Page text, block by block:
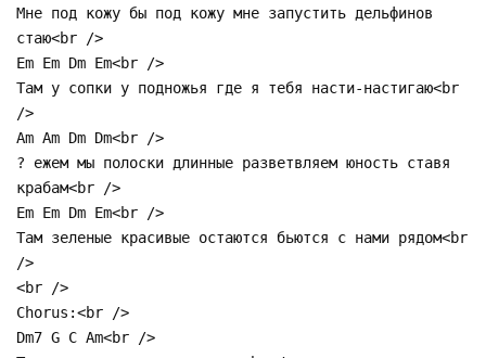
Мне под кожу бы под кожу мне запустить дельфинов
стаю<br />
Em Em Dm Em<br />
Там у сопки у подножья где я тебя насти-настигаю<br
/>
Am Am Dm Dm<br />
? ежем мы полоски длинные разветвляем юность ставя
крабам<br />
Em Em Dm Em<br />
Там зеленые красивые остаются бьются с нами рядом<br
/>
<br />
Chorus:<br />
Dm7 G C Am<br />